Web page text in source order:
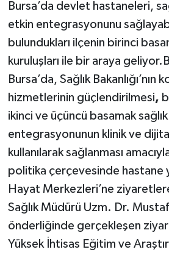
Bursa’da devlet hastaneleri,
etkin entegrasyonunu
bulundukları ilçenin birinci
kuruluşları ile bir araya
Bursa’da, Sağlık Bakanlığı’nın
hizmetlerinin güçlendirilmesi,
ikinci ve üçüncü basamak
entegrasyonunun klinik ve
kullanılarak sağlanması
politika çerçevesinde hastane
Hayat Merkezleri’ne
Sağlık Müdürü Uzm. Dr.
önderliğinde gerçekleşen
Yüksek İhtisas Eğitim ve